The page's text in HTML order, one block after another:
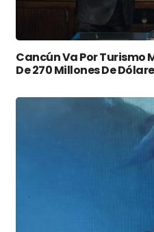
Cancún Va Por Turismo
De 270 Millones De